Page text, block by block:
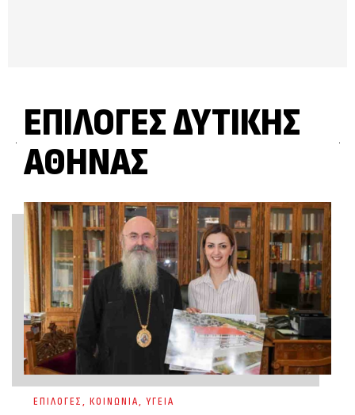
ΕΠΙΛΟΓΈΣ ΔΥΤΙΚΉΣ
ΑΘΉΝΑΣ
ΕΠΙΛΟΓΕΣ, ΚΟΙΝΩΝΙΑ, ΥΓΕΙΑ